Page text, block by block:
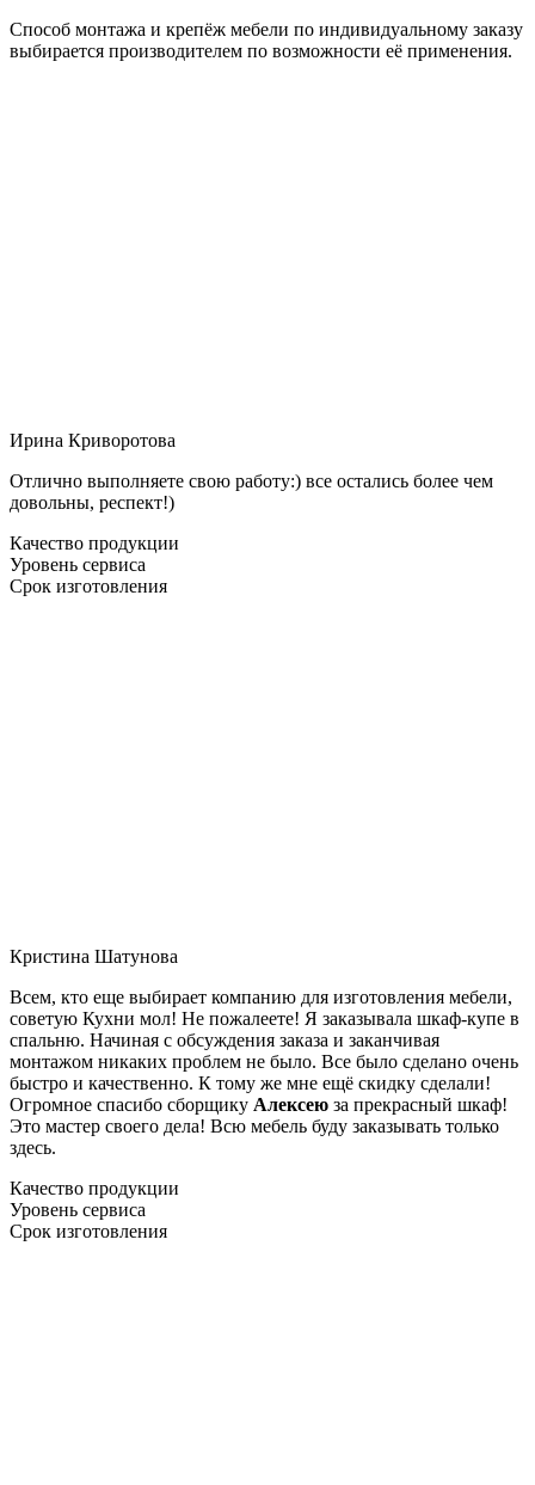
Способ монтажа и крепёж мебели по индивидуальному заказу
выбирается производителем по возможности её применения.
Ирина Криворотова
Отлично выполняете свою работу:) все остались более чем
довольны, респект!)
Качество продукции
Уровень сервиса
Срок изготовления
Кристина Шатунова
Всем, кто еще выбирает компанию для изготовления мебели,
советую Кухни мол! Не пожалеете! Я заказывала шкаф-купе в
спальню. Начиная с обсуждения заказа и заканчивая
монтажом никаких проблем не было. Все было сделано очень
быстро и качественно. К тому же мне ещё скидку сделали!
Огромное спасибо сборщику Алексею за прекрасный шкаф!
Это мастер своего дела! Всю мебель буду заказывать только
здесь.
Качество продукции
Уровень сервиса
Срок изготовления